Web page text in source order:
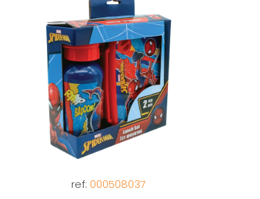
ref: 000508037